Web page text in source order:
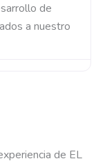
de
a nuestro
de EL